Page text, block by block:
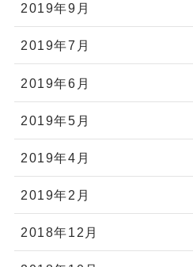
2019年9月
2019年7月
2019年6月
2019年5月
2019年4月
2019年2月
2018年12月